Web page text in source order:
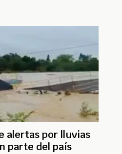
alertas por lluvias
parte del país